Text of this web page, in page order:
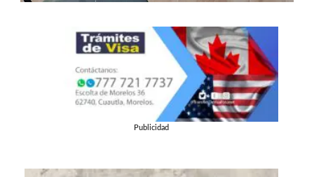
Publicidad